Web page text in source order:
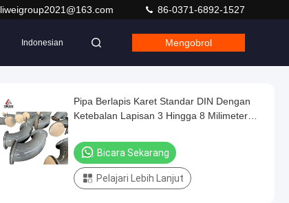
liweigroup2021@163.com 86-0371-6892-1527
Indonesian Mengobrol
Pipa Berlapis Karet Standar DIN Dengan
Ketebalan Lapisan 3 Hingga 8 Milimeter
Yang Tahan Lama
Bicara Sekarang
Pelajari Lebih Lanjut